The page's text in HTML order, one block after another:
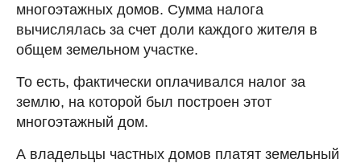
многоэтажных домов. Сумма налога
вычислялась за счет доли каждого жителя в
общем земельном участке.
То есть, фактически оплачивался налог за
землю, на которой был построен этот
многоэтажный дом.
А владельцы частных домов платят земельный